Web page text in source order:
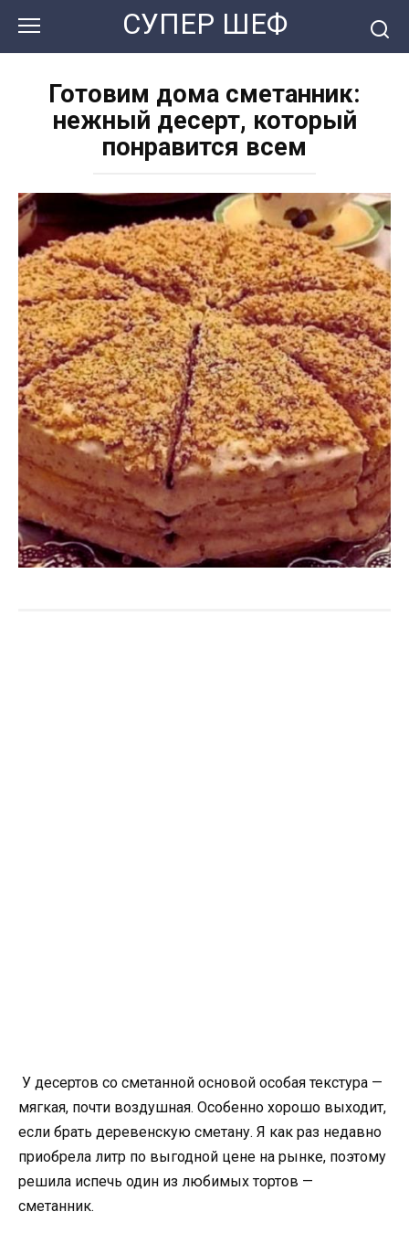
контенту
СУПЕР ШЕФ
Готовим дома сметанник:
нежный десерт, который
понравится всем
У десертов со сметанной основой особая текстура —
мягкая, почти воздушная. Особенно хорошо выходит,
если брать деревенскую сметану. Я как раз недавно
приобрела литр по выгодной цене на рынке, поэтому
решила испечь один из любимых тортов —
сметанник.